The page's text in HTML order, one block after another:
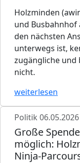
Holzminden
und Busbahnhof
den nächsten
unterwegs ist,
zugängliche
nicht.
weiterlesen
Politik
Große
möglich:
Ninja-